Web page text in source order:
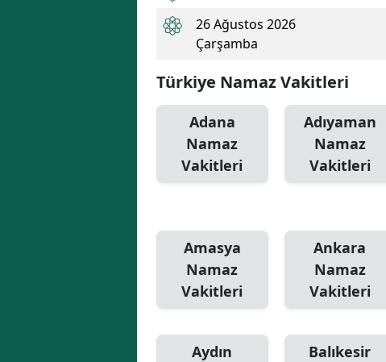
26 Ağustos 2026
Çarşamba
Türkiye Namaz Vakitleri
Adana
Namaz
Vakitleri
Adıyaman
Namaz
Vakitleri
Amasya
Namaz
Vakitleri
Ankara
Namaz
Vakitleri
Aydın
Balıkesir